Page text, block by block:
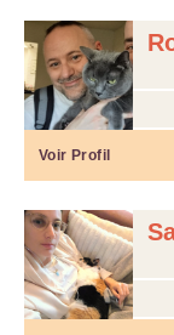
Voir Profil